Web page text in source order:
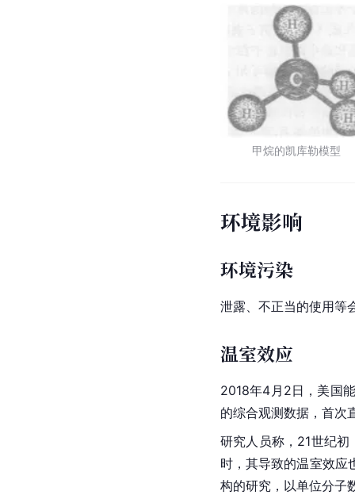
甲烷的凯库勒模型
环境影响
环境污染
泄露、不正当的使用等
温室效应
2018年4月2日，美国
的综合观测数据，首次
研究人员称，21世纪
时，其导致的温室效应
构的研究，以单位分子